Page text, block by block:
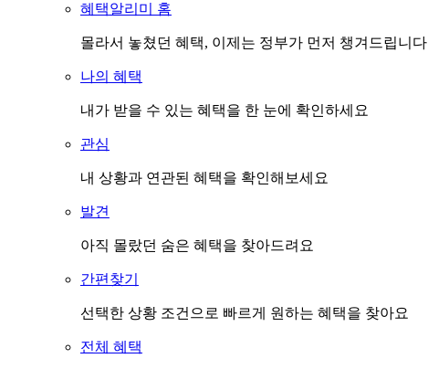
혜택알리미 홈
몰라서 놓쳤던 혜택, 이제는 정부가 먼저 챙겨드립니다
나의 혜택
내가 받을 수 있는 혜택을 한 눈에 확인하세요
관심
내 상황과 연관된 혜택을 확인해보세요
발견
아직 몰랐던 숨은 혜택을 찾아드려요
간편찾기
선택한 상황 조건으로 빠르게 원하는 혜택을 찾아요
전체 혜택